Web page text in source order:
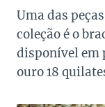
Uma das
coleção é o
disponível em
ouro 18